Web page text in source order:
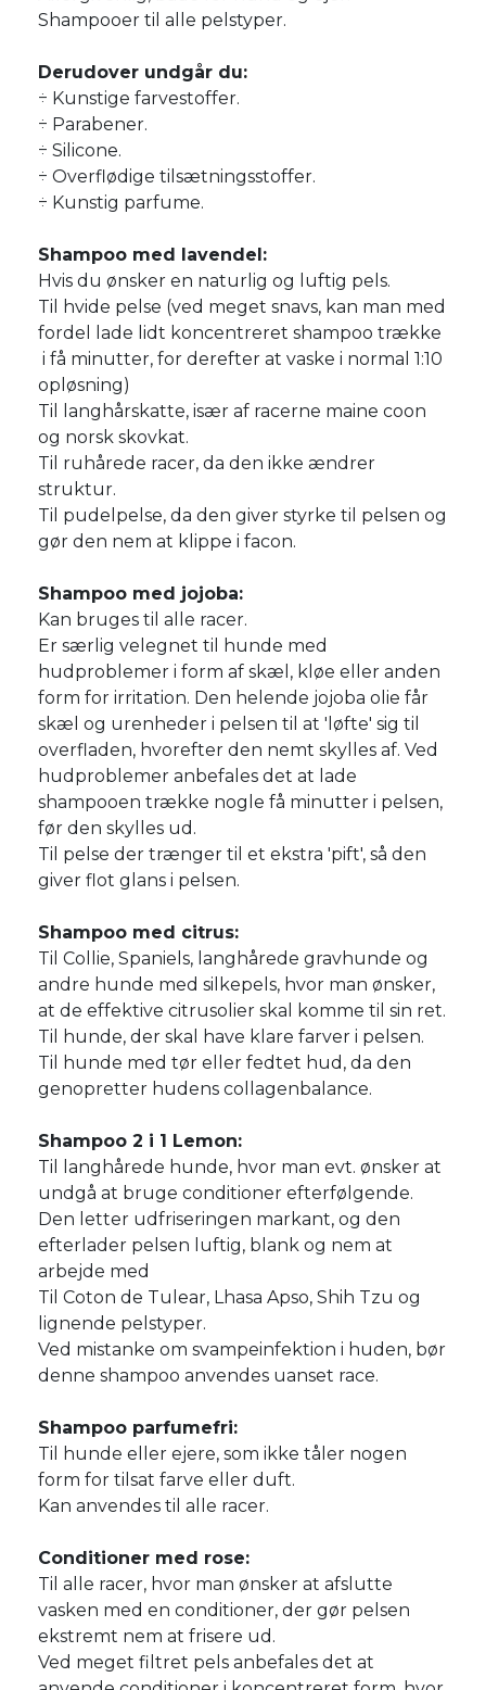
Shampooer til alle pelstyper.
Derudover undgår du:
÷ Kunstige farvestoffer.
÷ Parabener.
÷ Silicone.
÷ Overflødige tilsætningsstoffer.
÷ Kunstig parfume.
Shampoo med lavendel:
Hvis du ønsker en naturlig og luftig pels.
Til hvide pelse (ved meget snavs, kan man med
fordel lade lidt koncentreret shampoo trække
i få minutter, for derefter at vaske i normal 1:10
opløsning)
Til langhårskatte, især af racerne maine coon
og norsk skovkat.
Til ruhårede racer, da den ikke ændrer
struktur.
Til pudelpelse, da den giver styrke til pelsen og
gør den nem at klippe i facon.
Shampoo med jojoba:
Kan bruges til alle racer.
Er særlig velegnet til hunde med
hudproblemer i form af skæl, kløe eller anden
form for irritation. Den helende jojoba olie får
skæl og urenheder i pelsen til at 'løfte' sig til
overfladen, hvorefter den nemt skylles af. Ved
hudproblemer anbefales det at lade
shampooen trække nogle få minutter i pelsen,
før den skylles ud.
Til pelse der trænger til et ekstra 'pift', så den
giver flot glans i pelsen.
Shampoo med citrus:
Til Collie, Spaniels, langhårede gravhunde og
andre hunde med silkepels, hvor man ønsker,
at de effektive citrusolier skal komme til sin ret.
Til hunde, der skal have klare farver i pelsen.
Til hunde med tør eller fedtet hud, da den
genopretter hudens collagenbalance.
Shampoo 2 i 1 Lemon:
Til langhårede hunde, hvor man evt. ønsker at
undgå at bruge conditioner efterfølgende.
Den letter udfriseringen markant, og den
efterlader pelsen luftig, blank og nem at
arbejde med
Til Coton de Tulear, Lhasa Apso, Shih Tzu og
lignende pelstyper.
Ved mistanke om svampeinfektion i huden, bør
denne shampoo anvendes uanset race.
Shampoo parfumefri:
Til hunde eller ejere, som ikke tåler nogen
form for tilsat farve eller duft.
Kan anvendes til alle racer.
Conditioner med rose:
Til alle racer, hvor man ønsker at afslutte
vasken med en conditioner, der gør pelsen
ekstremt nem at frisere ud.
Ved meget filtret pels anbefales det at